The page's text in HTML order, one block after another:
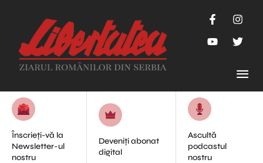
Înscrieți-vă la
Newsletter-ul
nostru
Deveniți abonat
digital
Ascultă
podcastul
nostru